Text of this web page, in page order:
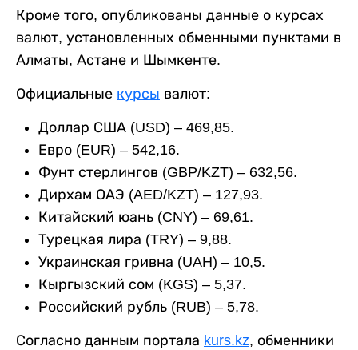
Кроме того, опубликованы данные о курсах
валют, установленных обменными пунктами в
Алматы, Астане и Шымкенте.
Официальные курсы валют:
Доллар США (USD) – 469,85.
Евро (EUR) – 542,16.
Фунт стерлингов (GBP/KZT) – 632,56.
Дирхам ОАЭ (AED/KZT) – 127,93.
Китайский юань (CNY) – 69,61.
Турецкая лира (TRY) – 9,88.
Украинская гривна (UAH) – 10,5.
Кыргызский сом (KGS) – 5,37.
Российский рубль (RUB) – 5,78.
Согласно данным портала kurs.kz, обменники